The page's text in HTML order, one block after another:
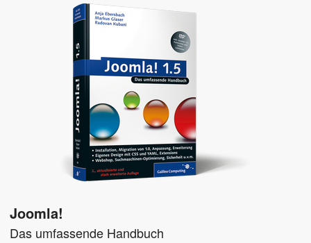
Joomla!
Das umfassende Handbuch